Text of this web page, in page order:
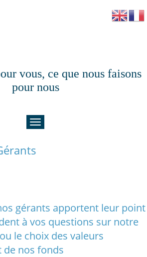
vous, ce que nous faisons
pour nous
gérants apportent leur point
à vos questions sur notre
le choix des valeurs
de nos fonds